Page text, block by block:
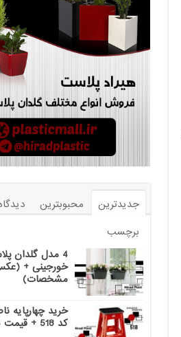
جدیدترین محبوبترین
برچسب
4 مدل گلدان
خورجینی +
مشخصات)
خرید چهارپایه
کد 518 + قیمت 1404